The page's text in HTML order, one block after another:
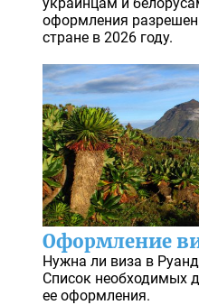
оформления
стране в 2026 году.
Оформление
Нужна ли виза в
Список необходимых
ее оформления.